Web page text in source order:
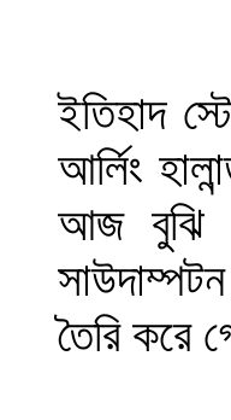
ইতিহাদ
আর্লিং
আজ বুঝি
তৈরি করে